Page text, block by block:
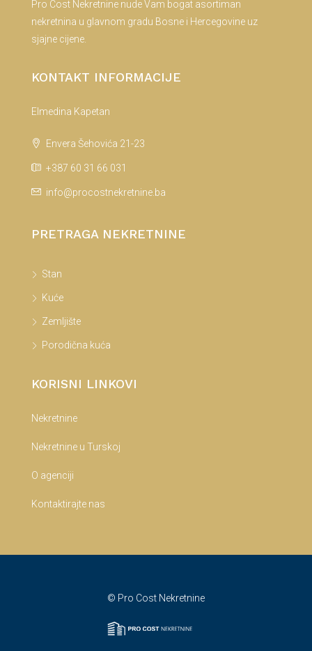
Pro Cost Nekretnine nude Vam bogat asortiman
nekretnina u glavnom gradu Bosne i Hercegovine uz
sjajne cijene.
KONTAKT INFORMACIJE
Elmedina Kapetan
Envera Šehovića 21-23
+387 60 31 66 031
info@procostnekretnine.ba
PRETRAGA NEKRETNINE
Stan
Kuće
Zemljište
Porodična kuća
KORISNI LINKOVI
Nekretnine
Nekretnine u Turskoj
O agenciji
Kontaktirajte nas
© Pro Cost Nekretnine